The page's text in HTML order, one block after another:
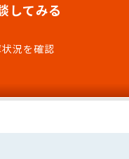
してみる
況を確認